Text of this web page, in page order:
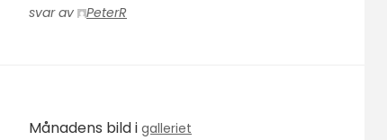
svar av
PeterR
Månadens bild i galleriet